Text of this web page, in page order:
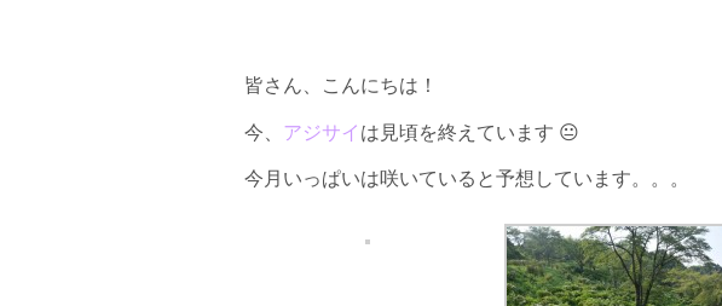
皆さん、こんにちは！
今、 アジサイ は見頃を終えています 😐
今月いっぱいは咲いていると予想しています。。。